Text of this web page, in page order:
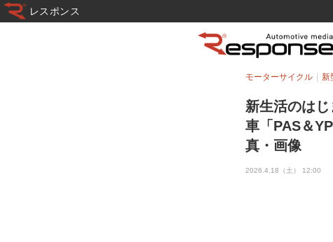
新生活のは
車「PAS＆
真・画像
モーターサイクル 新
2026.4.18（土） 12:00
レスポンス